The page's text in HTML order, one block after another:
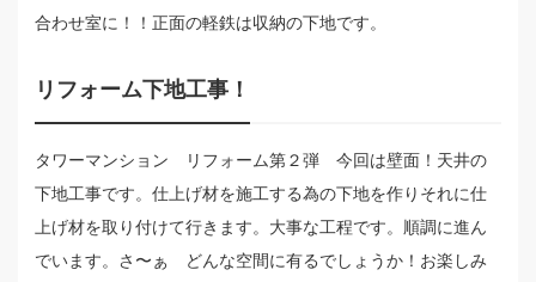
合わせ室に！！正面の軽鉄は収納の下地です。
リフォーム下地工事！
タワーマンション リフォーム第２弾 今回は壁面！天井の
下地工事です。仕上げ材を施工する為の下地を作りそれに仕
上げ材を取り付けて行きます。大事な工程です。順調に進ん
でいます。さ〜ぁ どんな空間に有るでしょうか！お楽しみ